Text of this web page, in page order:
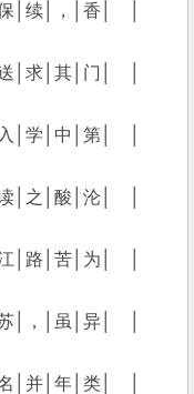
│续│，│香│　│
│求│其│门│　│
│学│中│第│　│
│之│酸│沦│　│
│路│苦│为│　│
│，│虽│异│　│
│并│年│类│　│